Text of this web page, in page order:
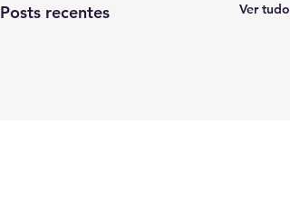
Posts recentes Ver tudo